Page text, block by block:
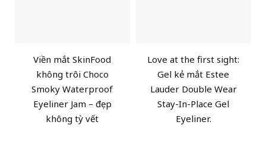
Viền mắt SkinFood
không trôi Choco
Smoky Waterproof
Eyeliner Jam – đẹp
không tỳ vết
Love at the first sight:
Gel kẻ mắt Estee
Lauder Double Wear
Stay-In-Place Gel
Eyeliner.